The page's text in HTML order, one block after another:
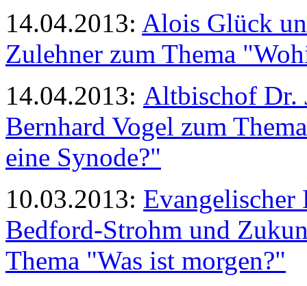
14.04.2013: Alois Glück
Zulehner zum Thema
14.04.2013: Altbischof Dr.
Bernhard Vogel zum
eine Synode?"
10.03.2013:
Bedford-Strohm und
Thema "Was ist morgen?"